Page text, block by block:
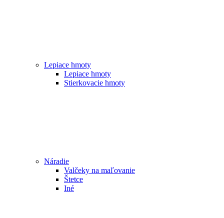
Lepiace hmoty
Lepiace hmoty
Stierkovacie hmoty
Náradie
Valčeky na maľovanie
Štetce
Iné